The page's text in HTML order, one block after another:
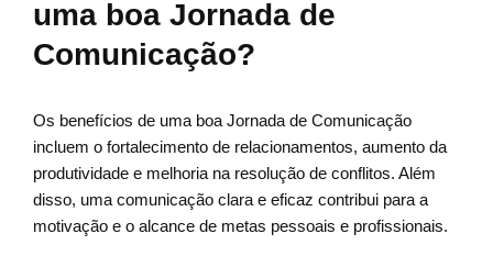
uma boa Jornada de
Comunicação?
Os benefícios de uma boa Jornada de Comunicação
incluem o fortalecimento de relacionamentos, aumento da
produtividade e melhoria na resolução de conflitos. Além
disso, uma comunicação clara e eficaz contribui para a
motivação e o alcance de metas pessoais e profissionais.